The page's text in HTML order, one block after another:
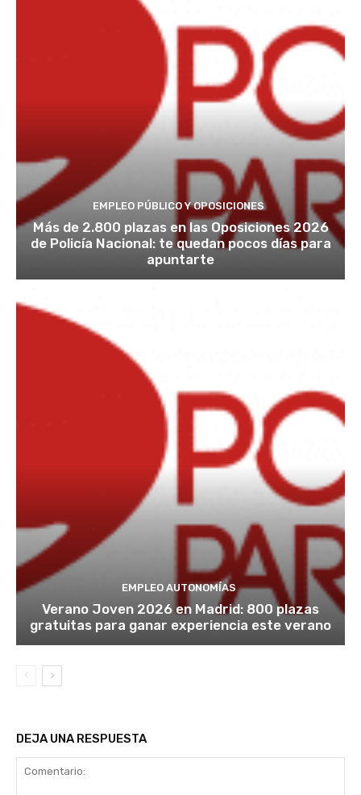
EMPLEO PÚBLICO Y OPOSICIONES
Más de 2.800 plazas en las Oposiciones 2026
de Policía Nacional: te quedan pocos días para
apuntarte
EMPLEO AUTONOMÍAS
Verano Joven 2026 en Madrid: 800 plazas
gratuitas para ganar experiencia este verano
DEJA UNA RESPUESTA